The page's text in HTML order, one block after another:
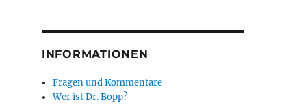
INFORMATIONEN
Fragen und Kommentare
Wer ist Dr. Bopp?